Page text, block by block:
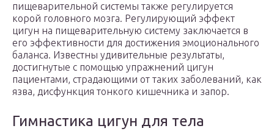
пищеварительной системы также регулируется
корой головного мозга. Регулирующий эффект
цигун на пищеварительную систему заключается в
его эффективности для достижения эмоционального
баланса. Известны удивительные результаты,
достигнутые с помощью упражнений цигун
пациентами, страдающими от таких заболеваний, как
язва, дисфункция тонкого кишечника и запор.
Гимнастика цигун для тела